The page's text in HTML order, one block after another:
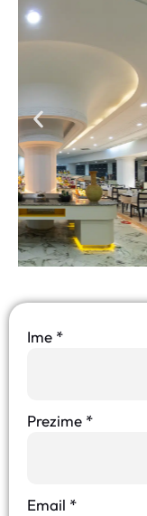
Ime *
Prezime *
Email *